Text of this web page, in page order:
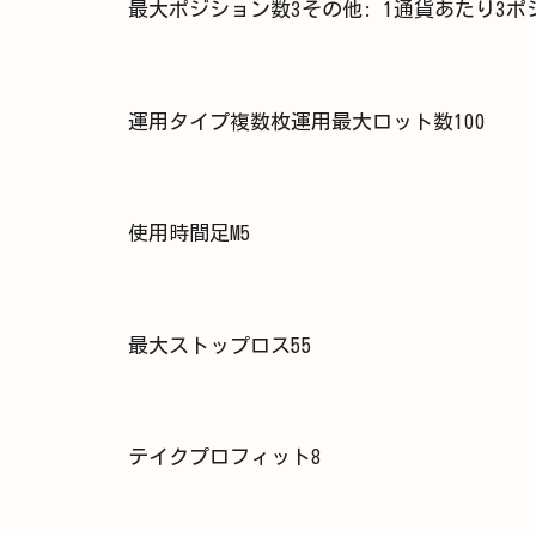
最大ポジション数3その他: 1通貨あたり3ポ
運用タイプ複数枚運用最大ロット数100
使用時間足M5
最大ストップロス55
テイクプロフィット8